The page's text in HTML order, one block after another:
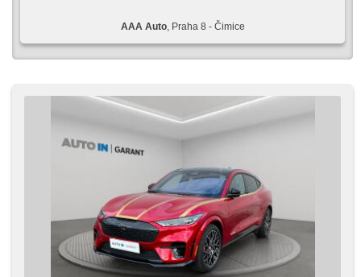
AAA Auto, Praha 8 - Čimice